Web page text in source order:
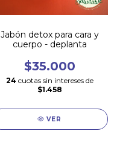
Jabón detox para cara y
cuerpo - deplanta
$35.000
24 cuotas sin intereses de
$1.458
VER